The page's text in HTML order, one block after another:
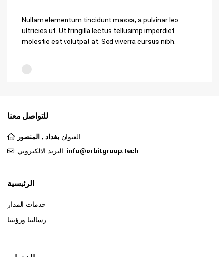
Nullam elementum tincidunt massa, a pulvinar leo
ultricies ut. Ut fringilla lectus tellusimp imperdiet
molestie est volutpat at. Sed viverra cursus nibh.
العنوان:بغداد , المنصور
البريد الالكتروني: info@orbitgroup.tech
الرئيسية
خدمات المدار
رسالتنا ورؤيتنا